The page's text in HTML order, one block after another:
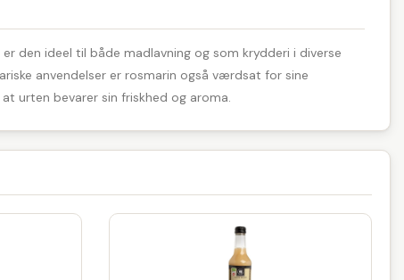
den ideel til både madlavning og som krydderi i diverse
anvendelser er rosmarin også værdsat for sine
urten bevarer sin friskhed og aroma.